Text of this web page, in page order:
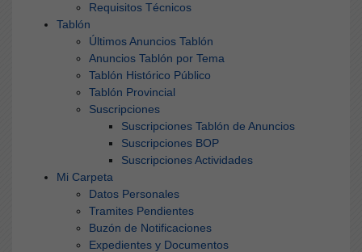
Requisitos Técnicos
Tablón
Últimos Anuncios Tablón
Anuncios Tablón por Tema
Tablón Histórico Público
Tablón Provincial
Suscripciones
Suscripciones Tablón de Anuncios
Suscripciones BOP
Suscripciones Actividades
Mi Carpeta
Datos Personales
Tramites Pendientes
Buzón de Notificaciones
Expedientes y Documentos